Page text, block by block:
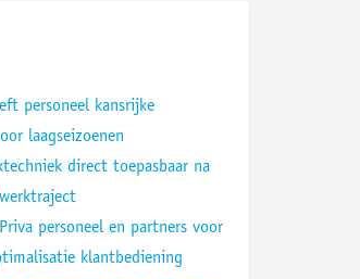
personeel kansrijke
laagseizoenen
direct toepasbaar na
personeel en partners voor
klantbediening